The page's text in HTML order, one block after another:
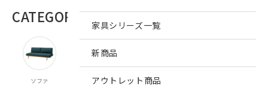
家具シリーズ一覧
新商品
アウトレット商品
CATEGORY 商品カテゴリー
ソファ
チェア・ベンチ
テーブル